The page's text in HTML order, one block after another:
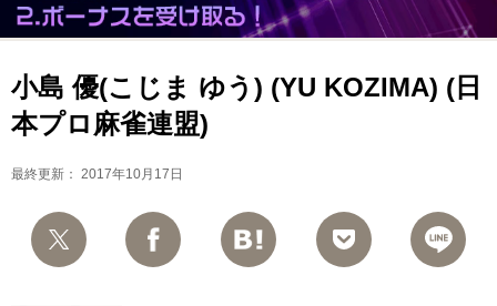
小島 優(こじま ゆう) (YU KOZIMA) (日
本プロ麻雀連盟)
最終更新： 2017年10月17日